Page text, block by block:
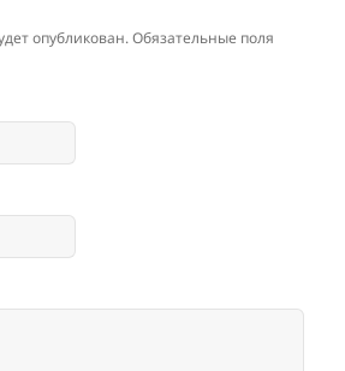
опубликован. Обязательные поля